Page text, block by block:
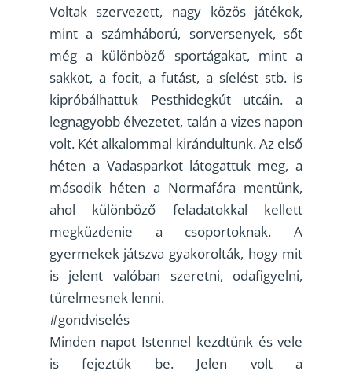
Voltak szervezett, nagy közös játékok,
mint a számháború, sorversenyek, sőt
még a különböző sportágakat, mint a
sakkot, a focit, a futást, a síelést stb. is
kipróbálhattuk Pesthidegkút utcáin. a
legnagyobb élvezetet, talán a vizes napon
volt. Két alkalommal kirándultunk. Az első
héten a Vadasparkot látogattuk meg, a
második héten a Normafára mentünk,
ahol különböző feladatokkal kellett
megküzdenie a csoportoknak. A
gyermekek játszva gyakorolták, hogy mit
is jelent valóban szeretni, odafigyelni,
türelmesnek lenni.
#gondviselés
Minden napot Istennel kezdtünk és vele
is fejeztük be. Jelen volt a